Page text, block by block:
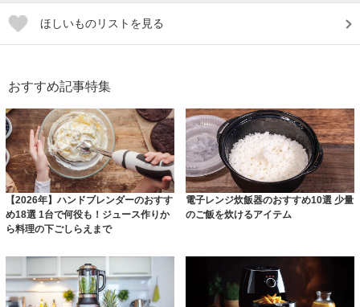
ほしいものリストを見る
おすすめ記事特集
【2026年】ハンドブレンダーのおすす
め18選 1台で何役も！ジュース作りか
ら料理の下ごしらえまで
電子レンジ炊飯器のおすすめ10選 少量
のご飯を炊けるアイテム